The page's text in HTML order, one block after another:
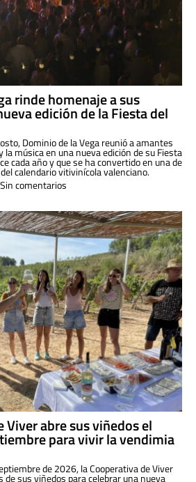
rinde homenaje a sus
edición de la Fiesta del
Dominio de la Vega reunió a amantes
la música en una nueva edición de su Fiesta
cada año y que se ha convertido en una de
calendario vitivinícola valenciano.
Sin comentarios
Viver abre sus viñedos el
para vivir la vendimia
de 2026, la Cooperativa de Viver
sus viñedos para celebrar una nueva